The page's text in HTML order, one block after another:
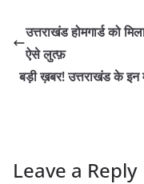
उत्तराखंड होमगार्ड को
ऐसे लुत्फ़
बड़ी ख़बर! उत्तराखंड के इन
Leave a Reply